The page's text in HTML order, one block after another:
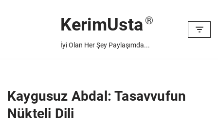
KerimUsta
İyi Olan Her Şey Paylaşımda...
Kaygusuz Abdal: Tasavvufun
Nükteli Dili